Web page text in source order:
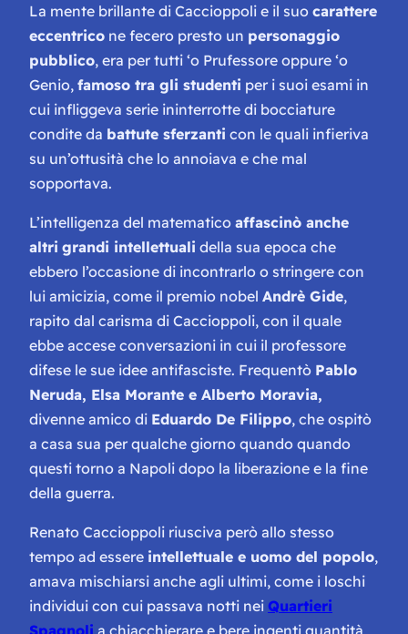
La mente brillante di Caccioppoli e il suo carattere
eccentrico ne fecero presto un personaggio
pubblico, era per tutti ‘o Prufessore oppure ‘o
Genio, famoso tra gli studenti per i suoi esami in
cui infliggeva serie ininterrotte di bocciature
condite da battute sferzanti con le quali infieriva
su un’ottusità che lo annoiava e che mal
sopportava.
L’intelligenza del matematico affascinò anche
altri grandi intellettuali della sua epoca che
ebbero l’occasione di incontrarlo o stringere con
lui amicizia, come il premio nobel Andrè Gide,
rapito dal carisma di Caccioppoli, con il quale
ebbe accese conversazioni in cui il professore
difese le sue idee antifasciste. Frequentò Pablo
Neruda, Elsa Morante e Alberto Moravia,
divenne amico di Eduardo De Filippo, che ospitò
a casa sua per qualche giorno quando quando
questi torno a Napoli dopo la liberazione e la fine
della guerra.
Renato Caccioppoli riusciva però allo stesso
tempo ad essere intellettuale e uomo del popolo,
amava mischiarsi anche agli ultimi, come i loschi
individui con cui passava notti nei Quartieri
Spagnoli a chiacchierare e bere ingenti quantità